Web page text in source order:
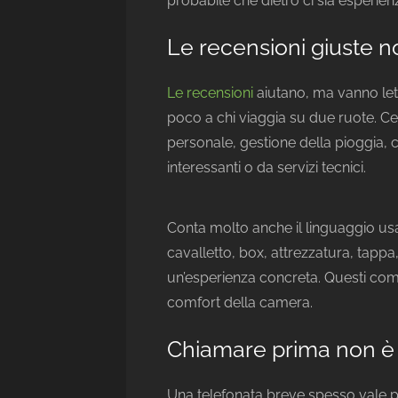
Le recensioni giuste
Le recensioni aiutano, ma vanno
poco a chi viaggia su due ruote.
personale, gestione della pioggia,
interessanti o da servizi tecnici.
Conta molto anche il linguaggio
cavalletto, box, attrezzatura,
un’esperienza concreta. Questi
comfort della camera.
Chiamare prima non